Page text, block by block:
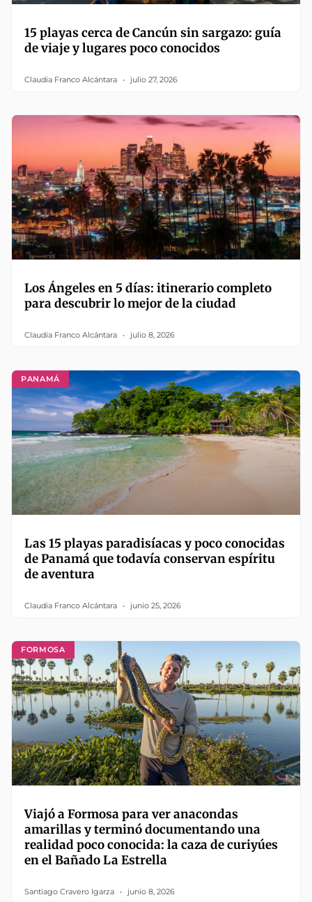
15 playas cerca de Cancún sin sargazo: guía
de viaje y lugares poco conocidos
Claudia Franco Alcántara julio 27, 2026
Los Ángeles en 5 días: itinerario completo
para descubrir lo mejor de la ciudad
Claudia Franco Alcántara julio 8, 2026
PANAMÁ
Las 15 playas paradisíacas y poco conocidas
de Panamá que todavía conservan espíritu
de aventura
Claudia Franco Alcántara junio 25, 2026
FORMOSA
Viajó a Formosa para ver anacondas
amarillas y terminó documentando una
realidad poco conocida: la caza de curiyúes
en el Bañado La Estrella
Santiago Cravero Igarza junio 8, 2026